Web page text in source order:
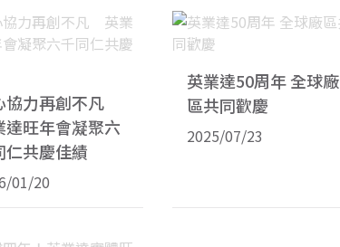
協力再創不凡
達旺年會凝聚六
仁共慶佳績
01/20
英業達50周年 全球廠
區共同歡慶
2025/07/23